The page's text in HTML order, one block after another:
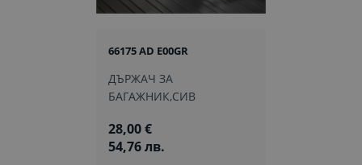
66175 AD E00GR
ДЪРЖАЧ ЗА
БАГАЖНИК,СИВ
28,00 €
54,76 лв.